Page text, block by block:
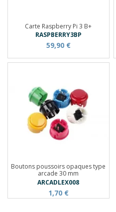
Carte Raspberry Pi 3 B+
RASPBERRY3BP
59,90 €
Boutons poussoirs opaques type
arcade 30 mm
ARCADLEX008
1,70 €